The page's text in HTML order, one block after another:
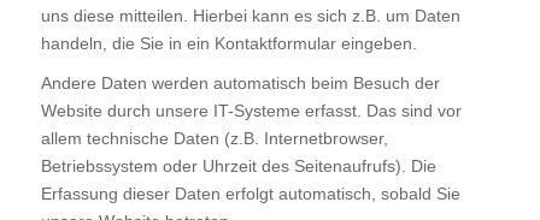
uns diese mitteilen. Hierbei kann es sich z.B. um Daten
handeln, die Sie in ein Kontaktformular eingeben.
Andere Daten werden automatisch beim Besuch der
Website durch unsere IT-Systeme erfasst. Das sind vor
allem technische Daten (z.B. Internetbrowser,
Betriebssystem oder Uhrzeit des Seitenaufrufs). Die
Erfassung dieser Daten erfolgt automatisch, sobald Sie